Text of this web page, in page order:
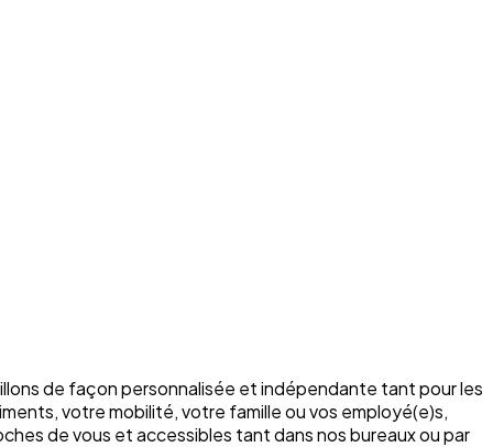
de façon personnalisée et indépendante tant pour les
votre mobilité, votre famille ou vos employé(e)s,
de vous et accessibles tant dans nos bureaux ou par